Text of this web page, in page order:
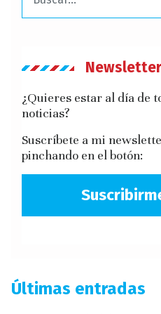
Newsletter
¿Quieres estar al día de
noticias?
Suscríbete a mi
pinchando en el botón:
Últimas entradas